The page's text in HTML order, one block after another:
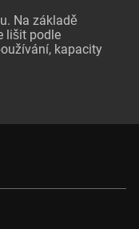
Na základě
lišit podle
kapacity